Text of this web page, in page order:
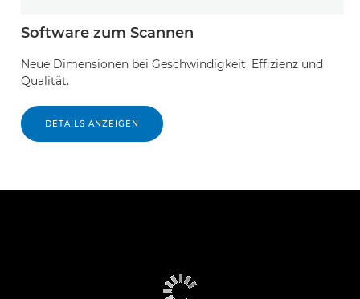
Software zum Scannen
Neue Dimensionen bei Geschwindigkeit, Effizienz und
Qualität.
DETAILS ANZEIGEN